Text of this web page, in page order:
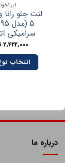
ایرانخودرو
5
سرامیکی
2,422,000
انتخاب نوع
درباره ما